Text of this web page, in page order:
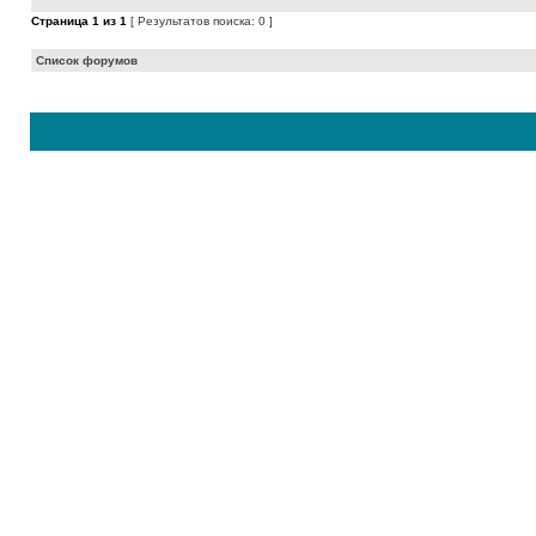
Страница 1 из 1 [ Результатов поиска: 0 ]
Список форумов